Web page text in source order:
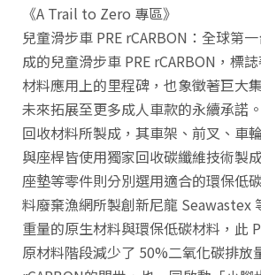
《A Trail to Zero 專區》
兒童滑步車 PRE rCARBON：全球第
成的兒童滑步車 PRE rCARBON，標
材料應用上的里程碑，也象徵著巨大
未來拓展至更多成人車款的永續承諾
回收材料所製成，其車架、前叉、車
與座桿皆使用獨家回收碳纖維技術製
座墊等零件則分別選用適合的環保低
料廢棄漁網所製創新尼龍 Seawastex
重量的原生材料與環保低碳材料，此
原材料階段減少了 50%二氧化碳排放